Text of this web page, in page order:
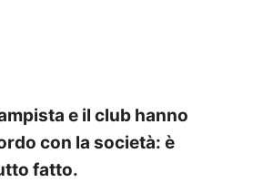
e il club hanno
con la società: è
fatto.